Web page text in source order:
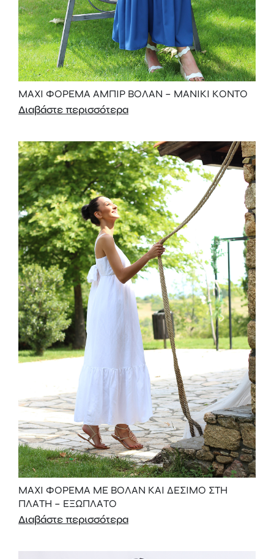
MAXI ΦΟΡΕΜΑ ΑΜΠΙΡ ΒΟΛΑΝ – ΜΑΝΙΚΙ ΚΟΝΤΟ
Διαβάστε περισσότερα
MAXI ΦΟΡΕΜΑ ΜΕ ΒΟΛΑΝ ΚΑΙ ΔΕΣΙΜΟ ΣΤΗ
ΠΛΑΤΗ – ΕΞΩΠΛΑΤΟ
Διαβάστε περισσότερα